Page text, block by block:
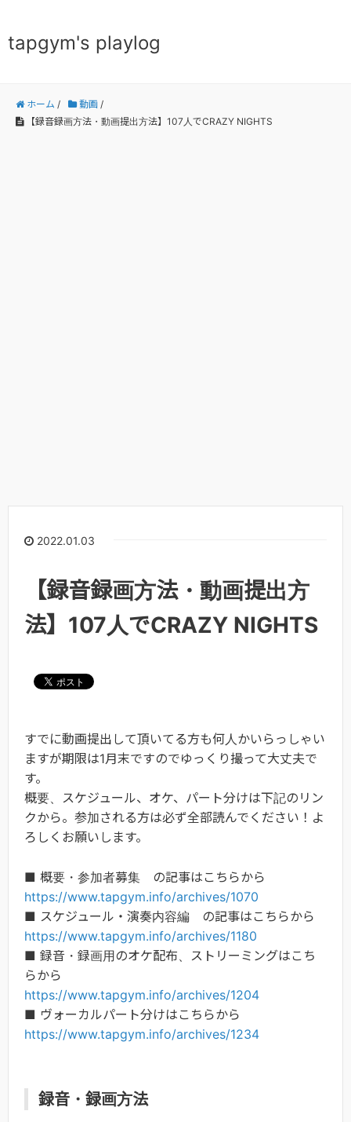
tapgym's playlog
ホーム / 動画 /
【録音録画方法・動画提出方法】107人でCRAZY NIGHTS
2022.01.03
【録音録画方法・動画提出方
法】107人でCRAZY NIGHTS
すでに動画提出して頂いてる方も何人かいらっしゃい
ますが期限は1月末ですのでゆっくり撮って大丈夫で
す。
概要、スケジュール、オケ、パート分けは下記のリン
クから。参加される方は必ず全部読んでください！よ
ろしくお願いします。
■ 概要・参加者募集 の記事はこちらから
https://www.tapgym.info/archives/1070
■ スケジュール・演奏内容編 の記事はこちらから
https://www.tapgym.info/archives/1180
■ 録音・録画用のオケ配布、ストリーミングはこち
らから
https://www.tapgym.info/archives/1204
■ ヴォーカルパート分けはこちらから
https://www.tapgym.info/archives/1234
録音・録画方法